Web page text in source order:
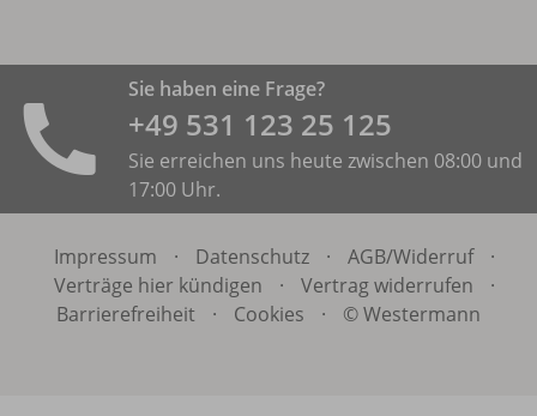
Sie haben eine Frage?
+49 531 ­123 25 125
Sie erreichen uns heute zwischen 08:00 und
17:00 Uhr.
Impressum · Datenschutz · AGB/Widerruf
·
Verträge hier kündigen
· Vertrag widerrufen
·
Barrierefreiheit
· Cookies · © Westermann